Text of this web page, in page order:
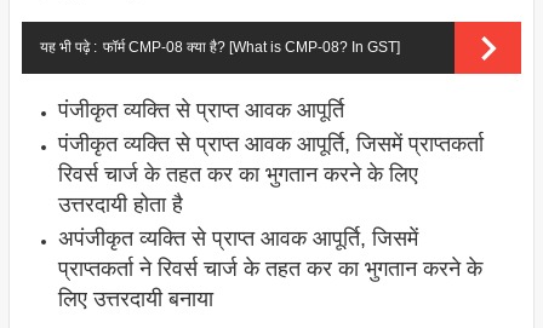
यह भी पढ़े : फॉर्म CMP-08 क्या है? [What is CMP-08? In GST]
पंजीकृत व्यक्ति से प्राप्त आवक आपूर्ति
पंजीकृत व्यक्ति से प्राप्त आवक आपूर्ति, जिसमें प्राप्तकर्ता
रिवर्स चार्ज के तहत कर का भुगतान करने के लिए
उत्तरदायी होता है
अपंजीकृत व्यक्ति से प्राप्त आवक आपूर्ति, जिसमें
प्राप्तकर्ता ने रिवर्स चार्ज के तहत कर का भुगतान करने के
लिए उत्तरदायी बनाया